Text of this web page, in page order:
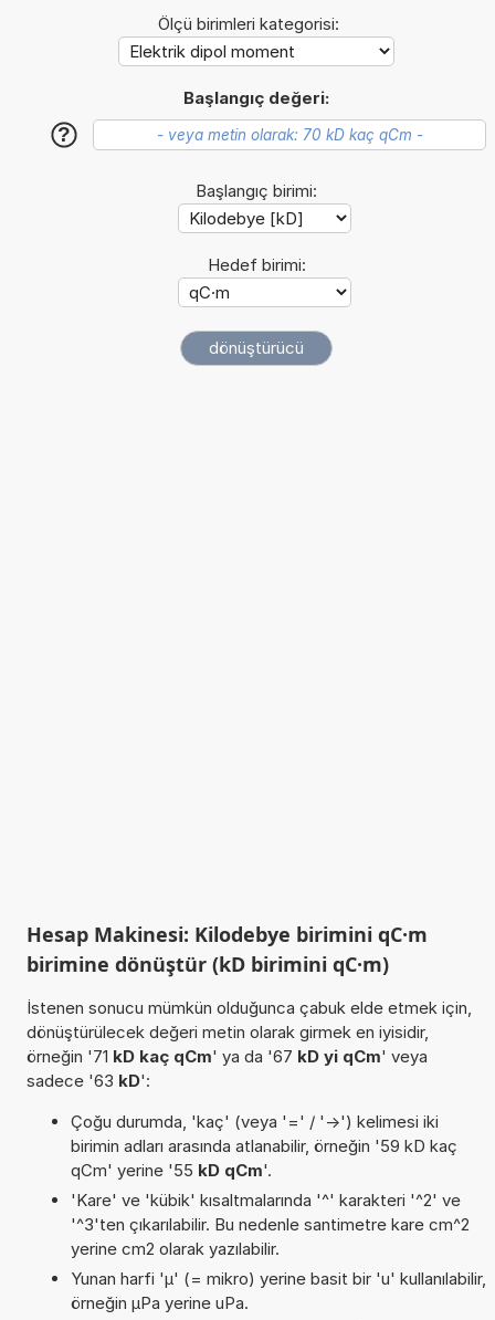
Ölçü birimleri kategorisi:
Başlangıç değeri:
?
Başlangıç birimi:
Hedef birimi:
Hesap Makinesi: Kilodebye birimini qC·m
birimine dönüştür (kD birimini qC·m)
İstenen sonucu mümkün olduğunca çabuk elde etmek için,
dönüştürülecek değeri metin olarak girmek en iyisidir,
örneğin '71 kD kaç qCm' ya da '67 kD yi qCm' veya
sadece '63 kD':
Çoğu durumda, 'kaç' (veya '=' / '->') kelimesi iki
birimin adları arasında atlanabilir, örneğin '59 kD kaç
qCm' yerine '55 kD qCm'.
'Kare' ve 'kübik' kısaltmalarında '^' karakteri '^2' ve
'^3'ten çıkarılabilir. Bu nedenle santimetre kare cm^2
yerine cm2 olarak yazılabilir.
Yunan harfi 'µ' (= mikro) yerine basit bir 'u' kullanılabilir,
örneğin µPa yerine uPa.